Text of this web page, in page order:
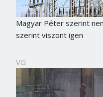
Magyar Péter szerint
szerint viszont igen
VG